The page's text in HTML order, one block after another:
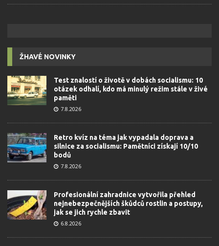
ŽHAVÉ NOVINKY
Test znalostí o životě v dobách socialismu: 10
otázek odhalí, kdo má minulý režim stále v živé
paměti
7.8.2026
Retro kvíz na téma jak vypadala doprava a
silnice za socialismu: Pamětníci získají 10/10
bodů
7.8.2026
Profesionální zahradnice vytvořila přehled
nejnebezpečnějších škůdců rostlin a postupy,
jak se jich rychle zbavit
6.8.2026